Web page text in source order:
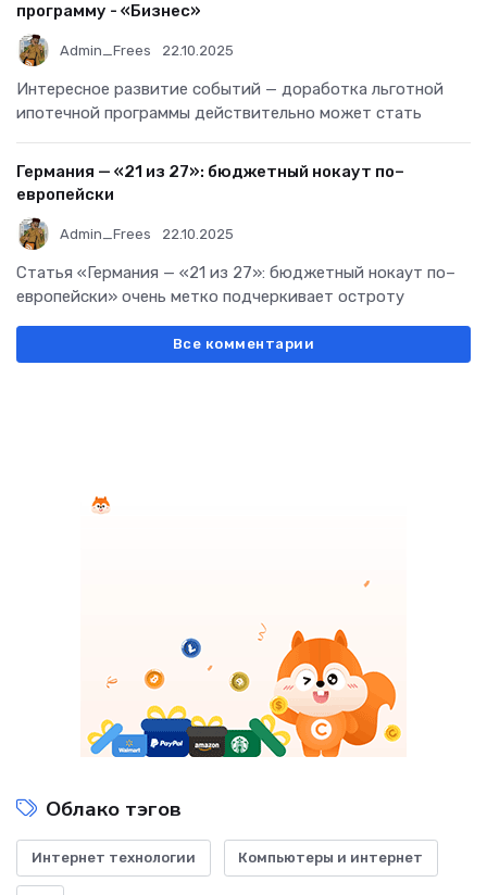
программу - «Бизнес»
Admin_Frees 22.10.2025
Интересное развитие событий — доработка льготной
ипотечной программы действительно может стать
Германия — «21 из 27»: бюджетный нокаут по–
европейски
Admin_Frees 22.10.2025
Статья «Германия — «21 из 27»: бюджетный нокаут по–
европейски» очень метко подчеркивает остроту
Все комментарии
Облако тэгов
Интернет технологии Компьютеры и интернет